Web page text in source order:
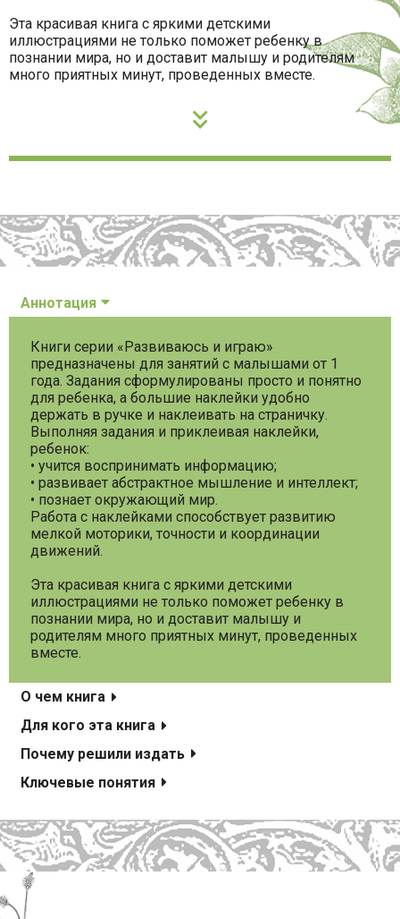
Эта красивая книга с яркими детскими
иллюстрациями не только поможет ребенку в
познании мира, но и доставит малышу и родителям
много приятных минут, проведенных вместе.
Аннотация
Книги серии «Развиваюсь и играю»
предназначены для занятий с малышами от 1
года. Задания сформулированы просто и понятно
для ребенка, а большие наклейки удобно
держать в ручке и наклеивать на страничку.
Выполняя задания и приклеивая наклейки,
ребенок:
• учится воспринимать информацию;
• развивает абстрактное мышление и интеллект;
• познает окружающий мир.
Работа с наклейками способствует развитию
мелкой моторики, точности и координации
движений.
Эта красивая книга с яркими детскими
иллюстрациями не только поможет ребенку в
познании мира, но и доставит малышу и
родителям много приятных минут, проведенных
вместе.
О чем книга
Для кого эта книга
Почему решили издать
Ключевые понятия